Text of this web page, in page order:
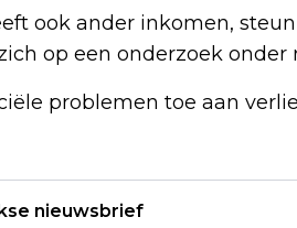
ook ander inkomen,
op een onderzoek onder
problemen toe aan
nieuwsbrief